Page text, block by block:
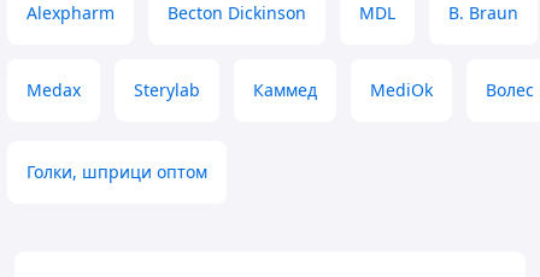
Alexpharm Becton Dickinson MDL B. Braun
Medax Sterylab Каммед MediOk Волес
Голки, шприци оптом